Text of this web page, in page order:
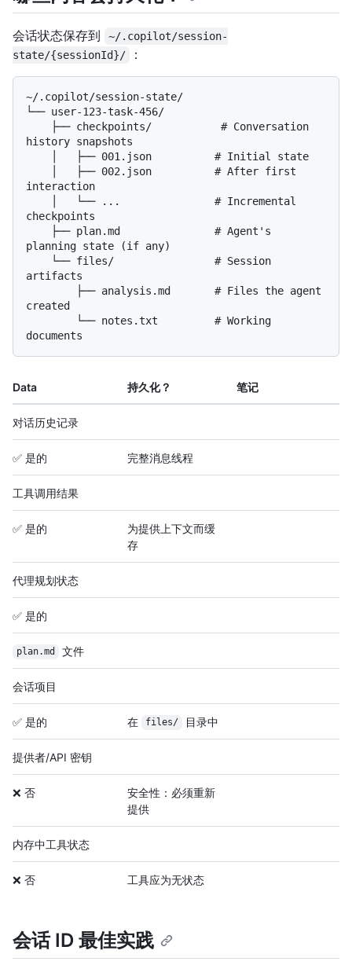
会话状态保存到
~/.copilot/session-
state/{sessionId}/
：
~/.copilot/session-state/
└── user-123-task-456/
history snapshots
interaction
checkpoints
planning state (if any)
artifacts
created
Data 持久化？ 笔记
对话历史记录
✅ 是的 完整消息线程
工具调用结果
✅ 是的
为提供上下文而缓
存
代理规划状态
✅ 是的
plan.md 文件
会话项目
✅ 是的 在 files/ 目录中
提供者/API 密钥
❌ 否
安全性：必须重新
提供
内存中工具状态
❌ 否 工具应为无状态
会话 ID 最佳实践